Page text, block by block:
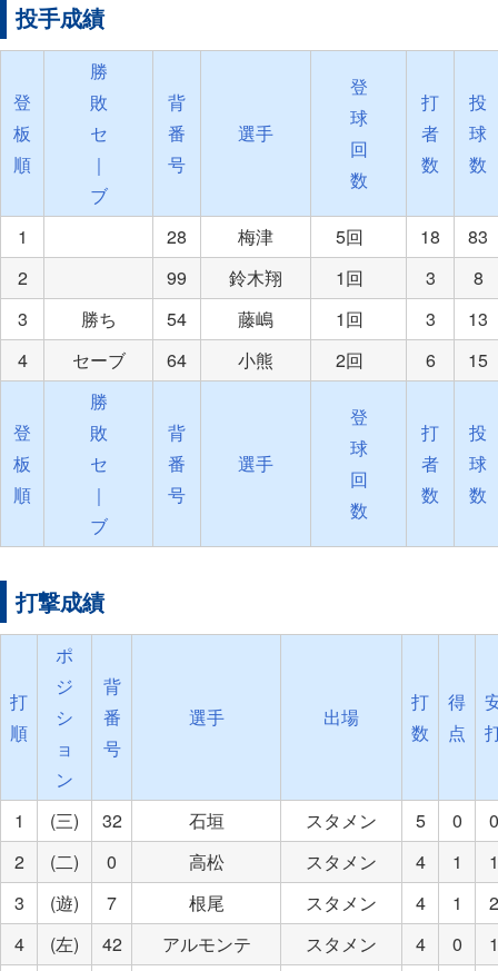
投手成績
登
板
順
勝
敗
セ
｜
ブ
背
番
号
選手
登
球
回
数
打
者
数
投
球
数
1 28 梅津 5回 18
83
2
99 鈴木翔 1回 3
8
3
勝ち 54 藤嶋 1回 3
13
4
セーブ 64 小熊 2回 6 15
登
板
順
勝
敗
セ
｜
ブ
背
番
号
選手
登
球
回
数
打
者
数
投
球
数
打撃成績
打
順
ポ
ジ
シ
ョ
ン
背
番
号
選手 出場
打
数
得
点
1 (三) 32 石垣 スタメン 5 0
0
2
(二) 0 高松 スタメン 4 1
1
3
(遊) 7 根尾 スタメン 4 1
2
4
(左) 42 アルモンテ スタメン 4 0
1